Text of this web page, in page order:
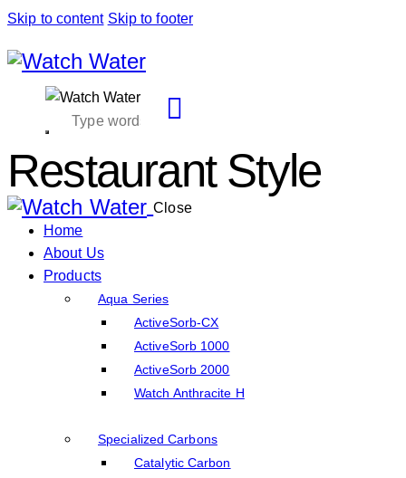
Skip to content Skip to footer
Restaurant Style
Close
Home
About Us
Products
Aqua Series
ActiveSorb-CX
ActiveSorb 1000
ActiveSorb 2000
Watch Anthracite H
Specialized Carbons
Catalytic Carbon